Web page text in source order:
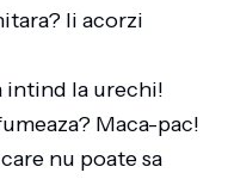
Ii acorzi
intind la urechi!
Maca-pac!
nu poate sa